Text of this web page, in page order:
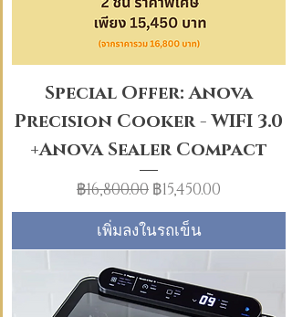
Special Offer: Anova
Precision Cooker - WIFI 3.0
+Anova Sealer Compact
ราคาปกติ
฿16,800.00 ราคาขายลด
฿15,450.00
เพิ่มลงในรถเข็น